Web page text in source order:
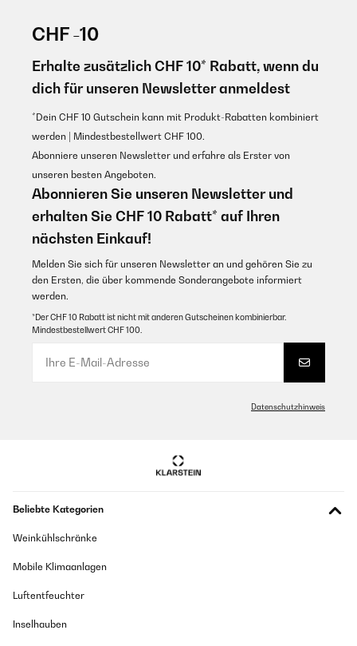
CHF -10
Erhalte zusätzlich CHF 10* Rabatt, wenn du
dich für unseren Newsletter anmeldest
*Dein CHF 10 Gutschein kann mit Produkt-Rabatten kombiniert
werden | Mindestbestellwert CHF 100.
Abonniere unseren Newsletter und erfahre als Erster von
unseren besten Angeboten.
Abonnieren Sie unseren Newsletter und
erhalten Sie CHF 10 Rabatt* auf Ihren
nächsten Einkauf!
Melden Sie sich für unseren Newsletter an und gehören Sie zu
den Ersten, die über kommende Sonderangebote informiert
werden.
*Der CHF 10 Rabatt ist nicht mit anderen Gutscheinen kombinierbar.
Mindestbestellwert CHF 100.
Datenschutzhinweis
Beliebte Kategorien
Weinkühlschränke
Mobile Klimaanlagen
Luftentfeuchter
Inselhauben